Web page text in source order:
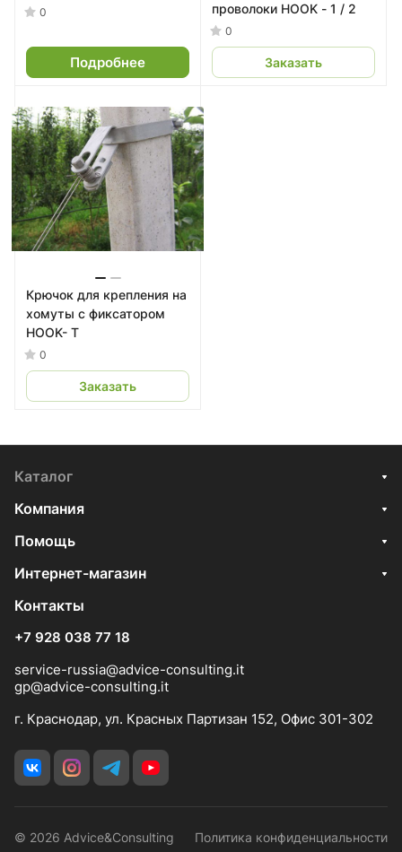
0
Подробнее
проволоки HOOK - 1 / 2
0
Заказать
Крючок для крепления на
хомуты с фиксатором
HOOK- T
0
Заказать
Каталог
Компания
Помощь
Интернет-магазин
Контакты
+7 928 038 77 18
service-russia@advice-consulting.it
gp@advice-consulting.it
г. Краснодар, ул. Красных Партизан 152, Офис 301-302
© 2026 Advice&Consulting Политика конфиденциальности